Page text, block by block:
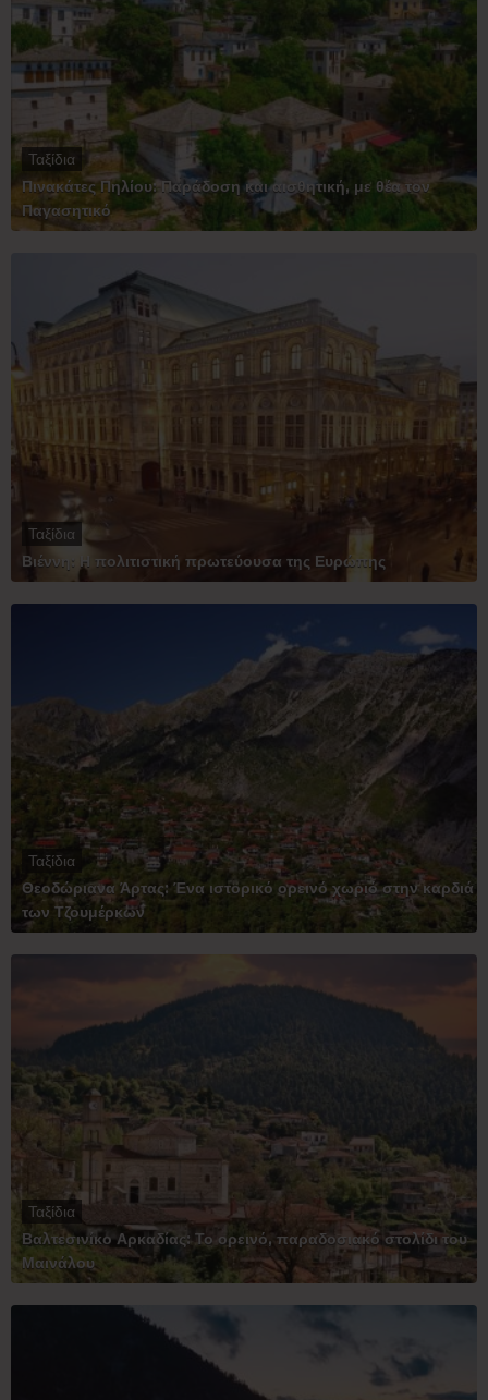
Ταξίδια
Πινακάτες Πηλίου: Παράδοση και αισθητική, με θέα τον
Παγασητικό
Ταξίδια
Βιέννη: Η πολιτιστική πρωτεύουσα της Ευρώπης
Ταξίδια
Θεοδώριανα Άρτας: Ένα ιστορικό ορεινό χωριό στην καρδιά
των Τζουμέρκων
Ταξίδια
Βαλτεσινίκο Αρκαδίας: Το ορεινό, παραδοσιακό στολίδι του
Μαινάλου